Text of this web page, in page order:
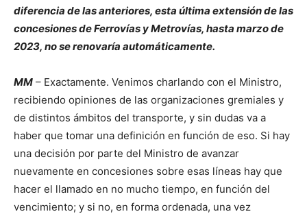
diferencia de las anteriores, esta última extensión de las
concesiones de Ferrovías y Metrovías, hasta marzo de
2023, no se renovaría automáticamente.
MM – Exactamente. Venimos charlando con el Ministro,
recibiendo opiniones de las organizaciones gremiales y
de distintos ámbitos del transporte, y sin dudas va a
haber que tomar una definición en función de eso. Si hay
una decisión por parte del Ministro de avanzar
nuevamente en concesiones sobre esas líneas hay que
hacer el llamado en no mucho tiempo, en función del
vencimiento; y si no, en forma ordenada, una vez